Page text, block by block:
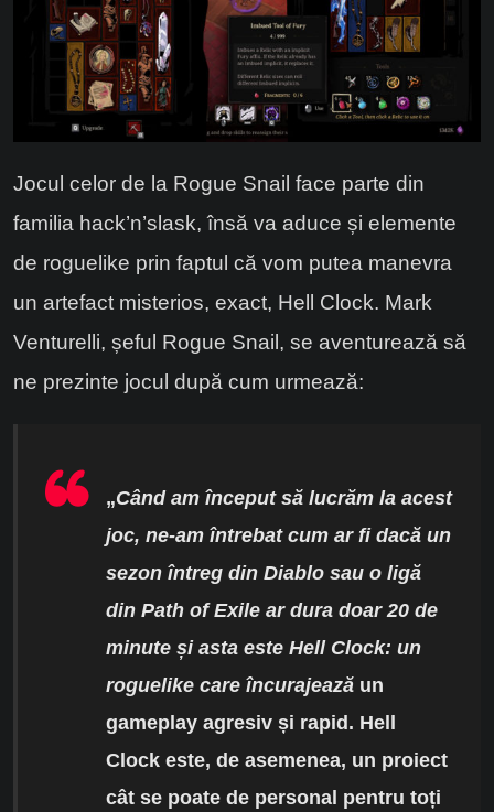
Jocul celor de la Rogue Snail face parte din
familia hack’n’slask, însă va aduce și elemente
de roguelike prin faptul că vom putea manevra
un artefact misterios, exact, Hell Clock. Mark
Venturelli, șeful Rogue Snail, se aventurează să
ne prezinte jocul după cum urmează:
„Când am început să lucrăm la acest
joc, ne-am întrebat cum ar fi dacă un
sezon întreg din Diablo sau o ligă
din Path of Exile ar dura doar 20 de
minute și asta este Hell Clock: un
roguelike care încurajează un
gameplay agresiv și rapid. Hell
Clock este, de asemenea, un proiect
cât se poate de personal pentru toți